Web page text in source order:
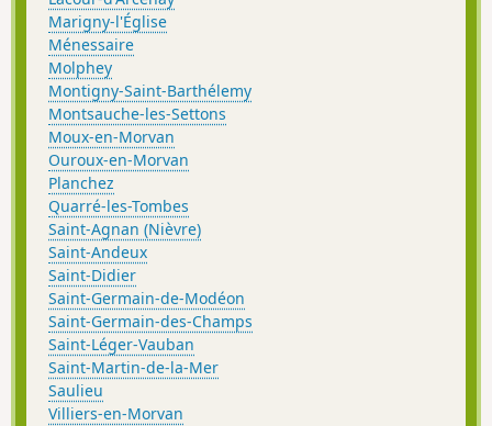
Marigny-l'Église
Ménessaire
Molphey
Montigny-Saint-Barthélemy
Montsauche-les-Settons
Moux-en-Morvan
Ouroux-en-Morvan
Planchez
Quarré-les-Tombes
Saint-Agnan (Nièvre)
Saint-Andeux
Saint-Didier
Saint-Germain-de-Modéon
Saint-Germain-des-Champs
Saint-Léger-Vauban
Saint-Martin-de-la-Mer
Saulieu
Villiers-en-Morvan